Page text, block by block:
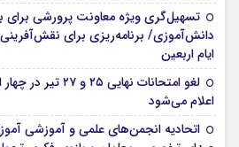
تسهیل‌گری ویژه معاونت پرورشی برای
دانش‌آموزی/ برنامه‌ریزی برای
ایام اربعین
لغو امتحانات نهایی
اعلام می‌شود
اتحادیه انجمن‌های علمی و آموزشی